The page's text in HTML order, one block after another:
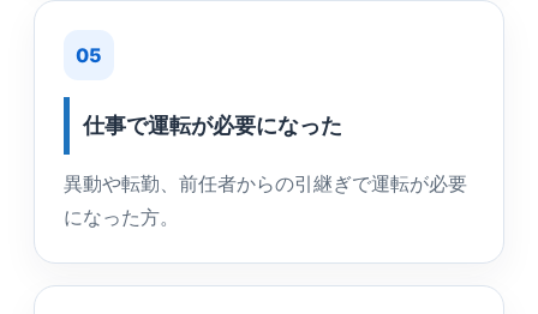
05
仕事で運転が必要になった
異動や転勤、前任者からの引継ぎで運転が必要
になった方。